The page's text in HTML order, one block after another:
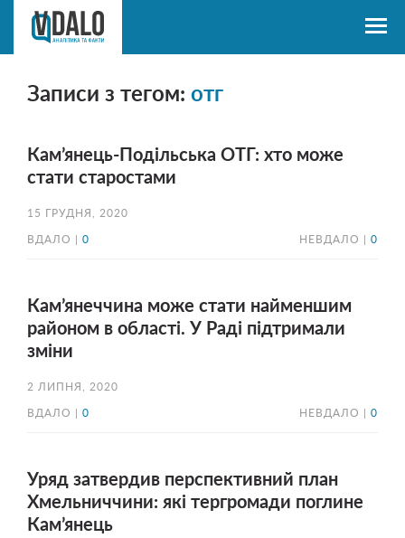
Записи з тегом: отг
Кам’янець-Подільська ОТГ: хто може
стати старостами
15 ГРУДНЯ, 2020
ВДАЛО | 0 НЕВДАЛО | 0
Кам’янеччина може стати найменшим
районом в області. У Раді підтримали
зміни
2 ЛИПНЯ, 2020
ВДАЛО | 0 НЕВДАЛО | 0
Уряд затвердив перспективний план
Хмельниччини: які тергромади поглине
Кам’янець